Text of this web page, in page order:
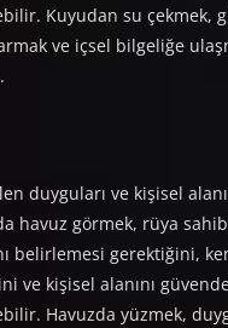
Kuyudan su çekmek,
ve içsel bilgeliğe
duyguları ve kişisel alanı
havuz görmek, rüya
belirlemesi gerektiğini,
ve kişisel alanını
Havuzda yüzmek,